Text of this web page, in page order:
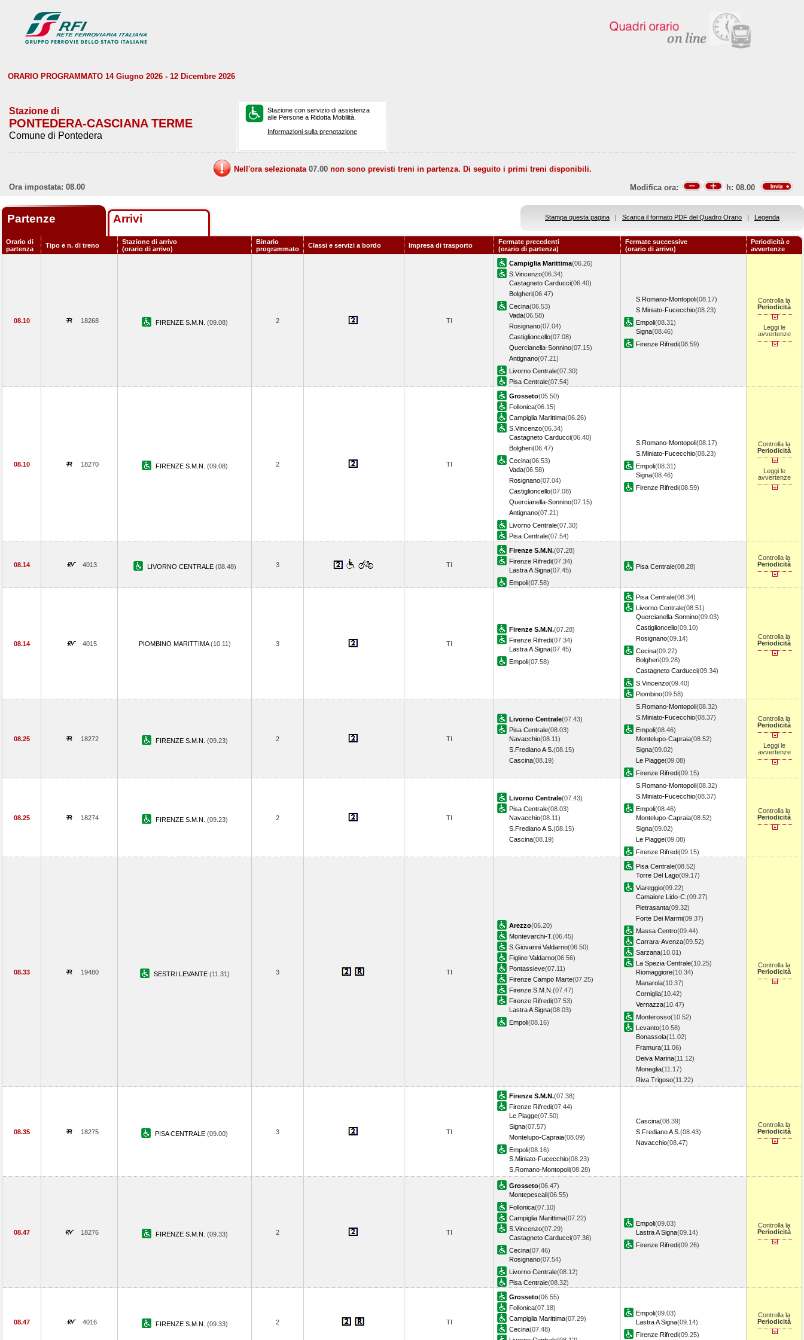
ORARIO PROGRAMMATO 14 Giugno 2026 - 12 Dicembre 2026
Stazione di
PONTEDERA-CASCIANA TERME
Comune di Pontedera
Stazione con servizio di assistenza
alle Persone a Ridotta Mobilità.
Informazioni sulla prenotazione
Nell'ora selezionata 07.00 non sono previsti treni in partenza. Di seguito i primi treni disponibili.
Ora impostata: 08.00
Modifica ora: h: 08.00
Partenze Arrivi Stampa questa pagina | Scarica il formato PDF del Quadro Orario | Legenda
Orario di
partenza
Tipo e n. di treno
Stazione di arrivo
(orario di arrivo)
Binario
programmato
Classi e servizi a bordo Impresa di trasporto
Fermate precedenti
(orario di partenza)
Fermate successive
(orario di arrivo)
Periodicità e
avvertenze
08.10 18268 FIRENZE S.M.N. (09.08) 2 TI
Campiglia Marittima(06.26)
S.Vincenzo(06.34)
Castagneto Carducci(06.40)
Bolgheri(06.47)
Cecina(06.53)
Vada(06.58)
Rosignano(07.04)
Castiglioncello(07.08)
Quercianella-Sonnino(07.15)
Antignano(07.21)
Livorno Centrale(07.30)
Pisa Centrale(07.54)
S.Romano-Montopoli(08.17)
S.Miniato-Fucecchio(08.23)
Empoli(08.31)
Signa(08.46)
Firenze Rifredi(08.59)
Controlla la
Periodicità
Leggi le
avvertenze
08.10 18270 FIRENZE S.M.N. (09.08) 2 TI
Grosseto(05.50)
Follonica(06.15)
Campiglia Marittima(06.26)
S.Vincenzo(06.34)
Castagneto Carducci(06.40)
Bolgheri(06.47)
Cecina(06.53)
Vada(06.58)
Rosignano(07.04)
Castiglioncello(07.08)
Quercianella-Sonnino(07.15)
Antignano(07.21)
Livorno Centrale(07.30)
Pisa Centrale(07.54)
S.Romano-Montopoli(08.17)
S.Miniato-Fucecchio(08.23)
Empoli(08.31)
Signa(08.46)
Firenze Rifredi(08.59)
Controlla la
Periodicità
Leggi le
avvertenze
08.14 4013 LIVORNO CENTRALE (08.48) 3 TI
Firenze S.M.N.(07.28)
Firenze Rifredi(07.34)
Lastra A Signa(07.45)
Empoli(07.58)
Pisa Centrale(08.28)
Controlla la
Periodicità
08.14 4015 PIOMBINO MARITTIMA(10.11) 3 TI
Firenze S.M.N.(07.28)
Firenze Rifredi(07.34)
Lastra A Signa(07.45)
Empoli(07.58)
Pisa Centrale(08.34)
Livorno Centrale(08.51)
Quercianella-Sonnino(09.03)
Castiglioncello(09.10)
Rosignano(09.14)
Cecina(09.22)
Bolgheri(09.28)
Castagneto Carducci(09.34)
S.Vincenzo(09.40)
Piombino(09.58)
Controlla la
Periodicità
08.25 18272 FIRENZE S.M.N. (09.23) 2 TI
Livorno Centrale(07.43)
Pisa Centrale(08.03)
Navacchio(08.11)
S.Frediano A S. (08.15)
Cascina(08.19)
S.Romano-Montopoli(08.32)
S.Miniato-Fucecchio(08.37)
Empoli(08.46)
Montelupo-Capraia(08.52)
Signa(09.02)
Le Piagge(09.08)
Firenze Rifredi(09.15)
Controlla la
Periodicità
Leggi le
avvertenze
08.25 18274 FIRENZE S.M.N. (09.23) 2 TI
Livorno Centrale(07.43)
Pisa Centrale(08.03)
Navacchio(08.11)
S.Frediano A S. (08.15)
Cascina(08.19)
S.Romano-Montopoli(08.32)
S.Miniato-Fucecchio(08.37)
Empoli(08.46)
Montelupo-Capraia(08.52)
Signa(09.02)
Le Piagge(09.08)
Firenze Rifredi(09.15)
Controlla la
Periodicità
08.33 19480 SESTRI LEVANTE (11.31) 3 TI
Arezzo(06.20)
Montevarchi-T.(06.45)
S.Giovanni Valdarno(06.50)
Figline Valdarno(06.56)
Pontassieve(07.11)
Firenze Campo Marte(07.25)
Firenze S.M.N. (07.47)
Firenze Rifredi(07.53)
Lastra A Signa(08.03)
Empoli(08.16)
Pisa Centrale(08.52)
Torre Del Lago(09.17)
Viareggio(09.22)
Camaiore Lido-C. (09.27)
Pietrasanta(09.32)
Forte Dei Marmi(09.37)
Massa Centro(09.44)
Carrara-Avenza(09.52)
Sarzana(10.01)
La Spezia Centrale(10.25)
Riomaggiore(10.34)
Manarola(10.37)
Corniglia(10.42)
Vernazza(10.47)
Monterosso(10.52)
Levanto(10.58)
Bonassola(11.02)
Framura(11.06)
Deiva Marina(11.12)
Moneglia(11.17)
Riva Trigoso(11.22)
Controlla la
Periodicità
08.35 18275 PISA CENTRALE (09.00) 3 TI
Firenze S.M.N.(07.38)
Firenze Rifredi(07.44)
Le Piagge(07.50)
Signa(07.57)
Montelupo-Capraia(08.09)
Empoli(08.16)
S.Miniato-Fucecchio(08.23)
S.Romano-Montopoli(08.28)
Cascina(08.39)
S.Frediano A S. (08.43)
Navacchio(08.47)
Controlla la
Periodicità
08.47 18276 FIRENZE S.M.N. (09.33) 2 TI
Grosseto(06.47)
Montepescali(06.55)
Follonica(07.10)
Campiglia Marittima(07.22)
S.Vincenzo(07.29)
Castagneto Carducci(07.36)
Cecina(07.46)
Rosignano(07.54)
Livorno Centrale(08.12)
Pisa Centrale(08.32)
Empoli(09.03)
Lastra A Signa(09.14)
Firenze Rifredi(09.26)
Controlla la
Periodicità
08.47 4016 FIRENZE S.M.N. (09.33) 2 TI
Grosseto(06.55)
Follonica(07.18)
Campiglia Marittima(07.29)
Cecina(07.48)
Empoli(09.03)
Lastra A Signa(09.14)
Firenze Rifredi(09.25)
Controlla la
Periodicità